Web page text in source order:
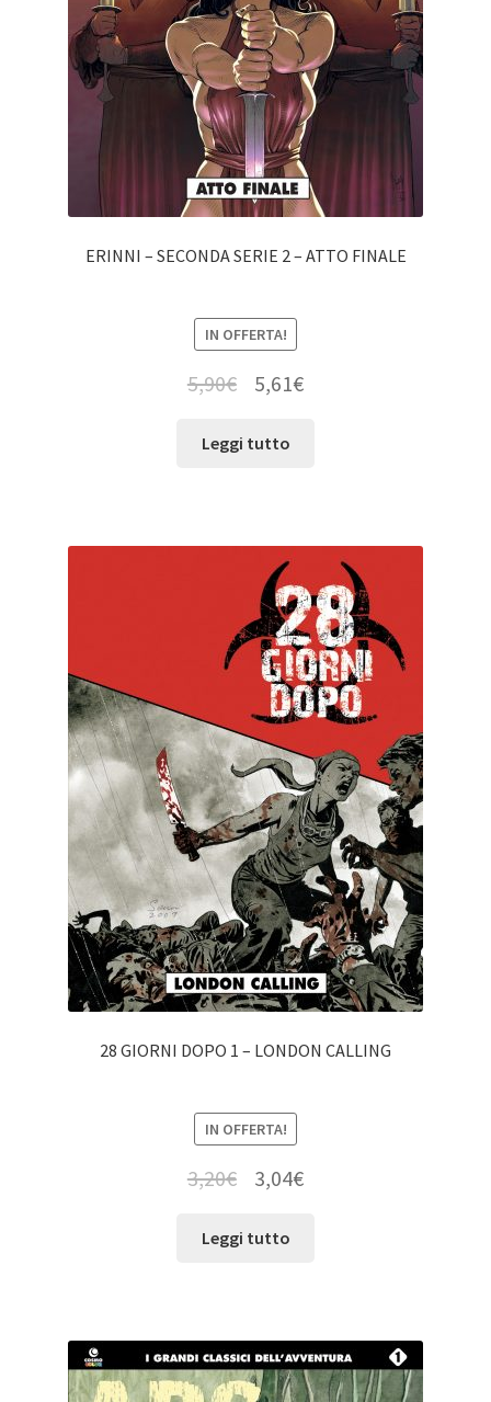
ERINNI – SECONDA SERIE 2 – ATTO FINALE
IN OFFERTA!
5,90€ 5,61€
Leggi tutto
28 GIORNI DOPO 1 – LONDON CALLING
IN OFFERTA!
3,20€ 3,04€
Leggi tutto